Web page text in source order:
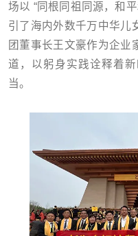
场以 “同根同祖同源，和
引了海内外数千万中华儿
团董事长王文豪作为企业
道，以躬身实践诠释着
当。